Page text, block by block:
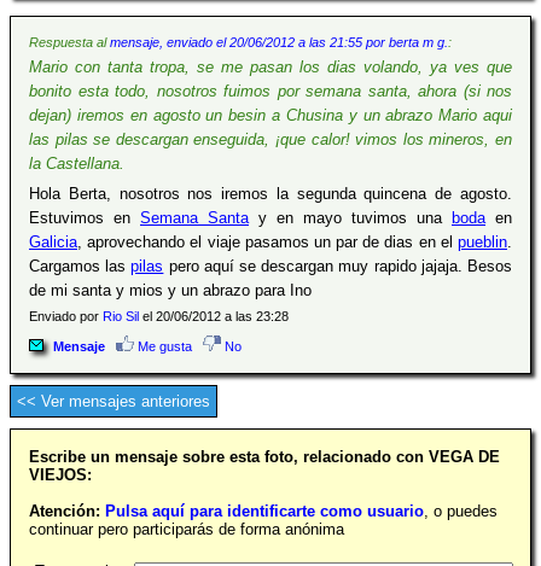
Respuesta almensaje, enviado el 20/06/2012 a las 21:55 por berta m g. :
Mario con tanta tropa, se me pasan los dias volando, ya ves que
bonito esta todo, nosotros fuimos por semana santa, ahora (si nos
dejan) iremos en agosto un besin a Chusina y un abrazo Mario aqui
las pilas se descargan enseguida, ¡que calor! vimos los mineros, en
la Castellana.
Hola Berta, nosotros nos iremos la segunda quincena de agosto.
Estuvimos en Semana Santay en mayo tuvimos una bodaen
Galicia, aprovechando el viaje pasamos un par de dias en el pueblin.
Cargamos laspilas pero aquí se descargan muy rapido jajaja. Besos
de mi santa y mios y un abrazo para Ino
Enviado por Rio Sil el 20/06/2012 a las 23:28
Mensaje Me gusta No
<< Ver mensajes anteriores
Escribe un mensaje sobre esta foto, relacionado con VEGA DE
VIEJOS:
Atención: Pulsa aquí para identificarte como usuario, o puedes
continuar pero participarás de forma anónima